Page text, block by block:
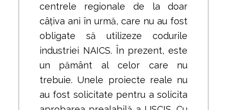
centrele regionale de la doar
câțiva ani în urmă, care nu au fost
obligate să utilizeze codurile
industriei NAICS. În prezent, este
un pământ al celor care nu
trebuie. Unele proiecte reale nu
au fost solicitate pentru a solicita